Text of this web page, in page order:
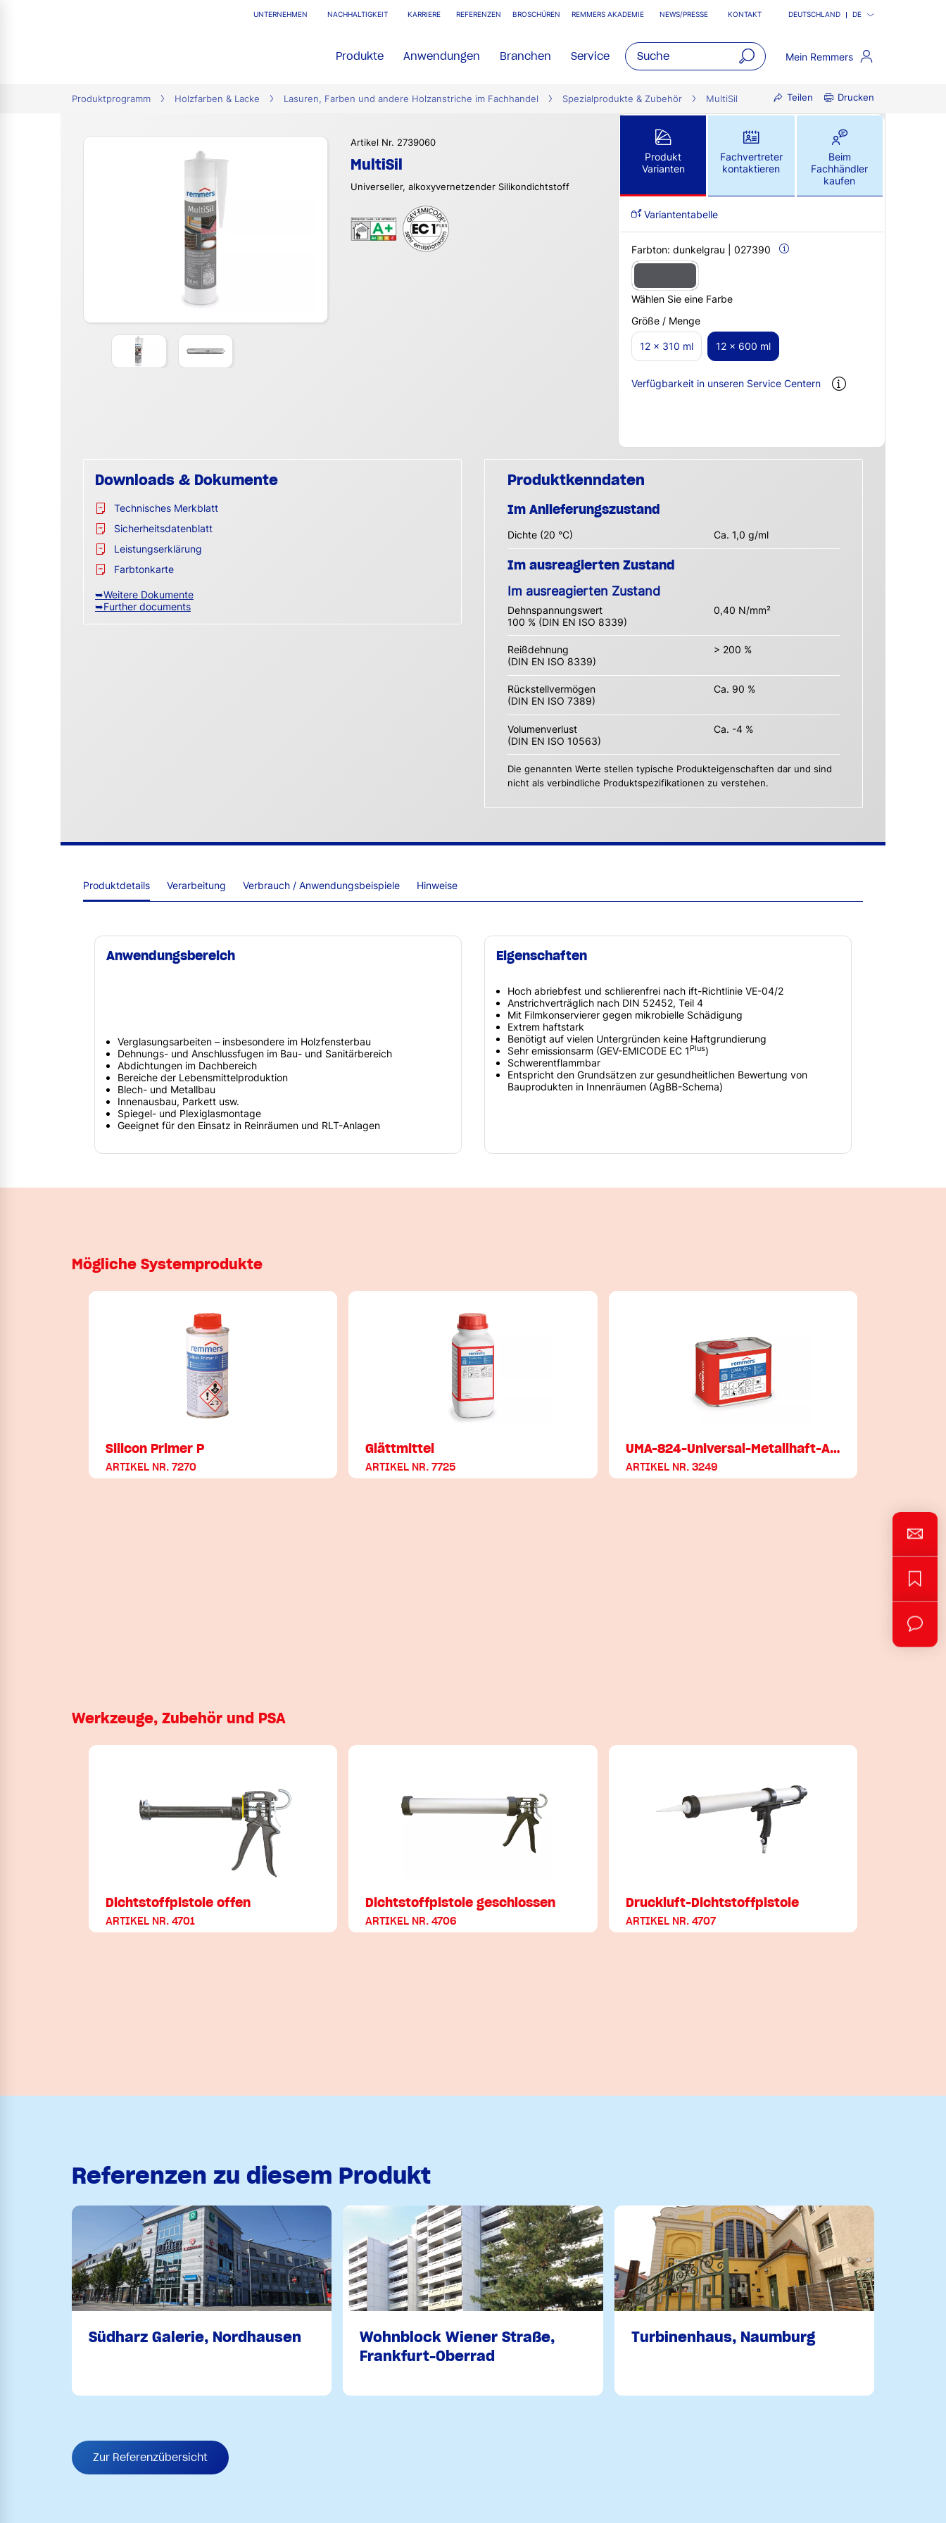
UNTERNEHMEN NACHHALTIGKEIT KARRIERE REFERENZEN BROSCHÜREN REMMERS AKADEMIE NEWS/PRESSE KONTAKT DEUTSCHLAND DE
Produkte Anwendungen Branchen Service Mein Remmers
Produktprogramm Holzfarben & Lacke Lasuren, Farben und andere Holzanstriche im Fachhandel Spezialprodukte & Zubehör MultiSil Teilen Drucken
Artikel Nr. 2739060
MultiSil
Universeller, alkoxyvernetzender Silikondichtstoff
Produkt
Varianten
Fachvertreter
kontaktieren
Beim
Fachhändler
kaufen
Variantentabelle
Farbton: dunkelgrau | 027390
Wählen Sie eine Farbe
Größe / Menge
12 x 310 ml 12 x 600 ml
Verfügbarkeit in unseren Service Centern
Downloads & Dokumente
Technisches Merkblatt
Sicherheitsdatenblatt
Leistungserklärung
Farbtonkarte
➥Weitere Dokumente
➥Further documents
Produktkenndaten
Im Anlieferungszustand
Dichte (20 °C) Ca. 1,0 g/ml
Im ausreagierten Zustand
Im ausreagierten Zustand
Dehnspannungswert
100 % (DIN EN ISO 8339)
0,40 N/mm²
Reißdehnung
(DIN EN ISO 8339)
> 200 %
Rückstellvermögen
(DIN EN ISO 7389)
Ca. 90 %
Volumenverlust
(DIN EN ISO 10563)
Ca. -4 %
Die genannten Werte stellen typische Produkteigenschaften dar und sind
nicht als verbindliche Produktspezifikationen zu verstehen.
Produktdetails Verarbeitung Verbrauch / Anwendungsbeispiele Hinweise
Anwendungsbereich
Verglasungsarbeiten – insbesondere im Holzfensterbau
Dehnungs- und Anschlussfugen im Bau- und Sanitärbereich
Abdichtungen im Dachbereich
Bereiche der Lebensmittelproduktion
Blech- und Metallbau
Innenausbau, Parkett usw.
Spiegel- und Plexiglasmontage
Geeignet für den Einsatz in Reinräumen und RLT-Anlagen
Eigenschaften
Hoch abriebfest und schlierenfrei nach ift-Richtlinie VE-04/2
Anstrichverträglich nach DIN 52452, Teil 4
Mit Filmkonservierer gegen mikrobielle Schädigung
Extrem haftstark
Benötigt auf vielen Untergründen keine Haftgrundierung
Sehr emissionsarm (GEV-EMICODE EC 1 Plus)
Schwerentflammbar
Entspricht den Grundsätzen zur gesundheitlichen Bewertung von
Bauprodukten in Innenräumen (AgBB-Schema)
Mögliche Systemprodukte
Silicon Primer P
ARTIKEL NR. 7270
Glättmittel
ARTIKEL NR. 7725
UMA-824-Universal-Metallhaft-A…
ARTIKEL NR. 3249
Werkzeuge, Zubehör und PSA
Dichtstoffpistole offen
ARTIKEL NR. 4701
Dichtstoffpistole geschlossen
ARTIKEL NR. 4706
Druckluft-Dichtstoffpistole
ARTIKEL NR. 4707
Referenzen zu diesem Produkt
Südharz Galerie, Nordhausen
Wohnblock Wiener Straße,
Frankfurt-Oberrad
Turbinenhaus, Naumburg
Zur Referenzübersicht